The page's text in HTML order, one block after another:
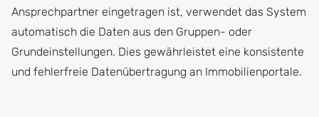
Ansprechpartner eingetragen ist, verwendet das System
automatisch die Daten aus den Gruppen- oder
Grundeinstellungen. Dies gewährleistet eine konsistente
und fehlerfreie Datenübertragung an Immobilienportale.